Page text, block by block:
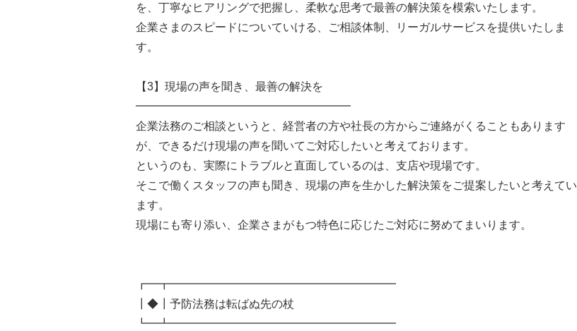
を、丁寧なヒアリングで把握し、柔軟な思考で最善の解決策を模索いたします。
企業さまのスピードについていける、ご相談体制、リーガルサービスを提供いたしま
す。
【3】現場の声を聞き、最善の解決を
━━━━━━━━━━━━━━━━━━━
企業法務のご相談というと、経営者の方や社長の方からご連絡がくることもあります
が、できるだけ現場の声を聞いてご対応したいと考えております。
というのも、実際にトラブルと直面しているのは、支店や現場です。
そこで働くスタッフの声も聞き、現場の声を生かした解決策をご提案したいと考えてい
ます。
現場にも寄り添い、企業さまがもつ特色に応じたご対応に努めてまいります。
┏━┳━━━━━━━━━━━━━━━━━━━━
┃◆┃予防法務は転ばぬ先の杖
┗━┻━━━━━━━━━━━━━━━━━━━━